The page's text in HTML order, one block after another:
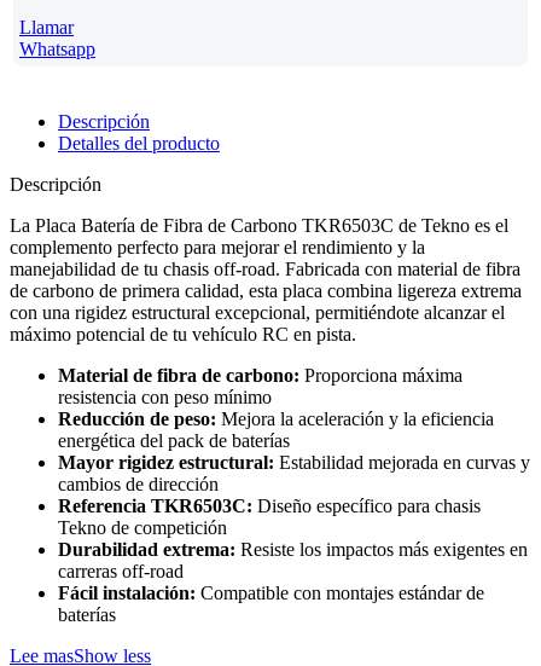
Llamar
Whatsapp
Descripción
Detalles del producto
Descripción
La Placa Batería de Fibra de Carbono TKR6503C de Tekno es el
complemento perfecto para mejorar el rendimiento y la
manejabilidad de tu chasis off-road. Fabricada con material de fibra
de carbono de primera calidad, esta placa combina ligereza extrema
con una rigidez estructural excepcional, permitiéndote alcanzar el
máximo potencial de tu vehículo RC en pista.
Material de fibra de carbono: Proporciona máxima
resistencia con peso mínimo
Reducción de peso: Mejora la aceleración y la eficiencia
energética del pack de baterías
Mayor rigidez estructural: Estabilidad mejorada en curvas y
cambios de dirección
Referencia TKR6503C: Diseño específico para chasis
Tekno de competición
Durabilidad extrema: Resiste los impactos más exigentes en
carreras off-road
Fácil instalación: Compatible con montajes estándar de
baterías
Lee masShow less